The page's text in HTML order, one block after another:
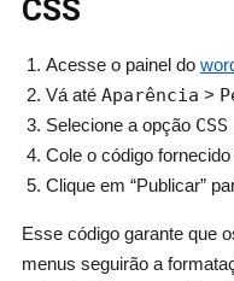
CSS
Acesse o painel do
Vá até Aparência >
Selecione a opção
Cole o código
Clique em “Publicar”
Esse código garante que
menus seguirão a